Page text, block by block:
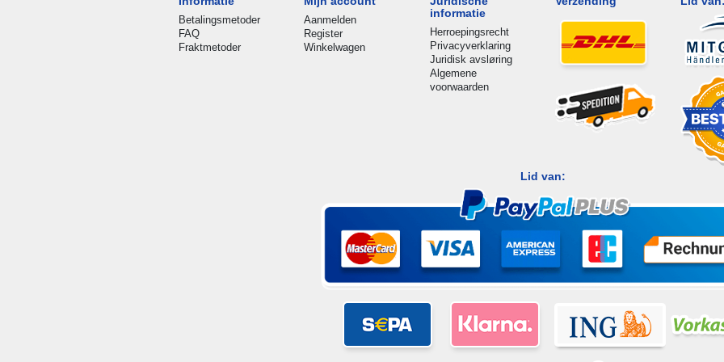
Betalingsmetoder
FAQ
Fraktmetoder
Aanmelden
Register
Winkelwagen
informatie
Herroepingsrecht
Privacyverklaring
Juridisk avsløring
Algemene
voorwaarden
Lid van: